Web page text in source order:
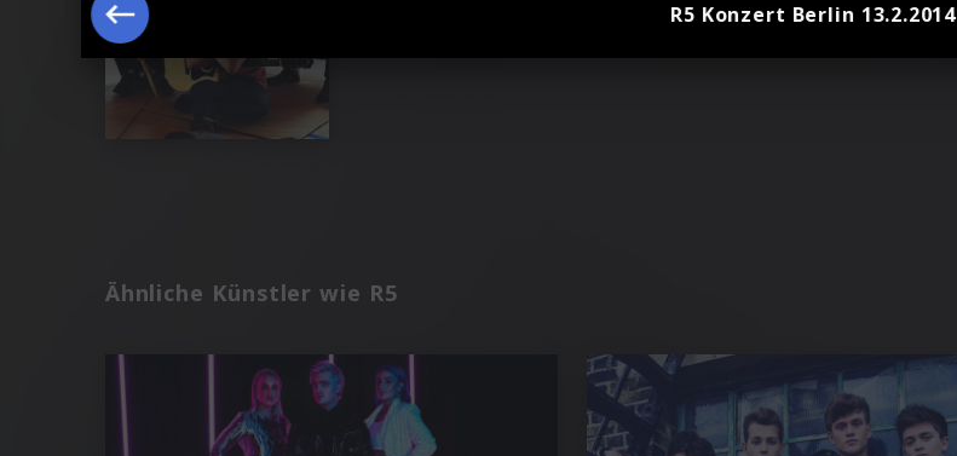
Ähnliche Künstler wie R5
R5 Konzert Berlin 13.2.2014